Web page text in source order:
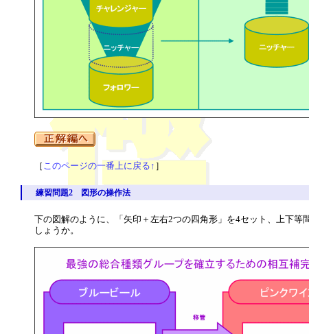
［ このページの一番上に戻る↑ ］
練習問題2 図形の操作法
下の図解のように、「矢印＋左右2つの四角形」を4セット、上下等
しょうか。